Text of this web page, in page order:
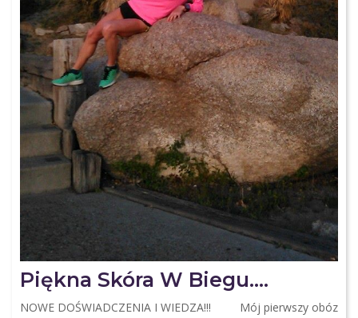
Piękna Skóra W Biegu….
NOWE DOŚWIADCZENIA I WIEDZA!!! Mój pierwszy obóz